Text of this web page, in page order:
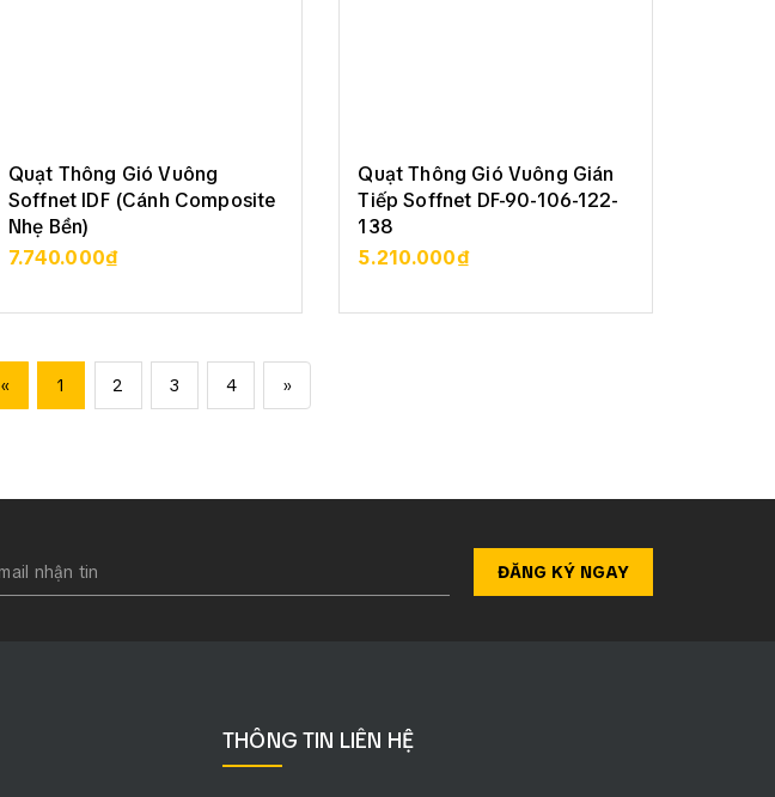
Quạt Thông Gió Vuông
Soffnet IDF (Cánh Composite
Nhẹ Bền)
7.740.000₫XEM CHI TIẾT
Quạt Thông Gió Vuông Gián
Tiếp Soffnet DF-90-106-122-
138
5.210.000₫XEM CHI TIẾT
« 1 2 3 4 »
ĐĂNG KÝ NGAY
THÔNG TIN LIÊN HỆ